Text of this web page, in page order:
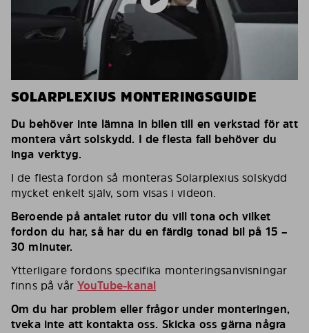
SOLARPLEXIUS MONTERINGSGUIDE
Du behöver inte lämna in bilen till en verkstad för att
montera vårt solskydd. I de flesta fall behöver du
inga verktyg.
I de flesta fordon så monteras Solarplexius solskydd
mycket enkelt själv, som visas i videon.
Beroende på antalet rutor du vill tona och vilket
fordon du har, så har du en färdig tonad bil på 15 –
30 minuter.
Ytterligare fordons specifika monteringsanvisningar
finns på vårYouTube-kanal
Om du har problem eller frågor under monteringen,
tveka inte att kontakta oss. Skicka oss gärna några